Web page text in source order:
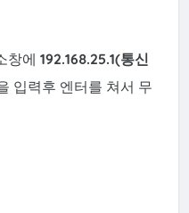
창에 192.168.25.1(통신
입력후 엔터를 쳐서 무